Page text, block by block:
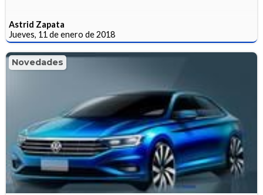
Astrid Zapata
Jueves, 11 de enero de 2018
Novedades